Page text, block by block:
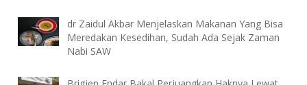
dr Zaidul Akbar Menjelaskan Makanan Yang Bisa
Meredakan Kesedihan, Sudah Ada Sejak Zaman
Nabi SAW